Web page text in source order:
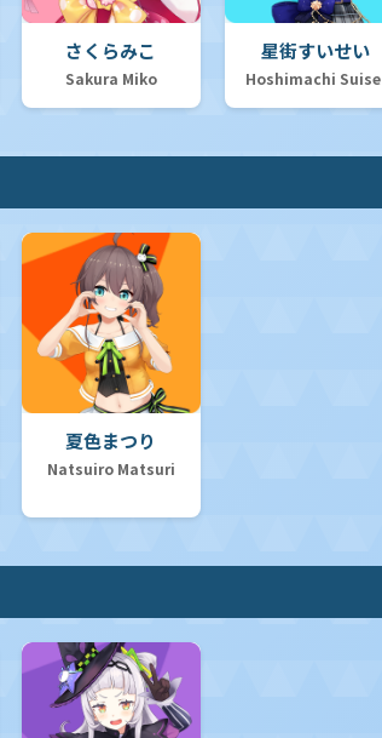
さくらみこ
Sakura Miko
星街すいせい
Hoshimachi
夏色まつり
Natsuiro Matsuri